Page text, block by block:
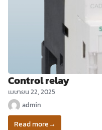
Control relay
เมษายน 22, 2025
admin
Read more→